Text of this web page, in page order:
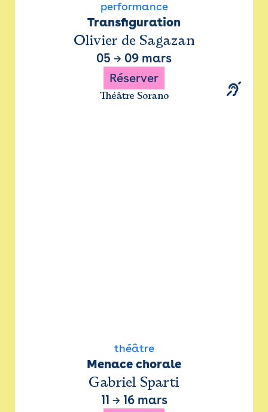
performance
Transfiguration
Olivier de Sagazan
05 → 09 mars
Réserver
Théâtre Sorano
théâtre
Menace chorale
Gabriel Sparti
11 → 16 mars